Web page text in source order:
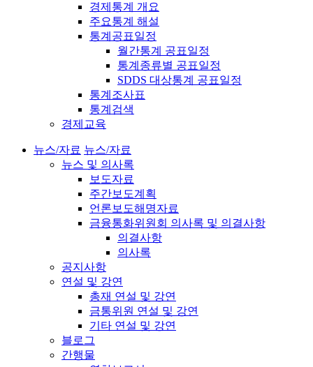
경제통계 개요
주요통계 해설
통계공표일정
월간통계 공표일정
통계종류별 공표일정
SDDS 대상통계 공표일정
통계조사표
통계검색
경제교육
뉴스/자료 뉴스/자료
뉴스 및 의사록
보도자료
주간보도계획
언론보도해명자료
금융통화위원회 의사록 및 의결사항
의결사항
의사록
공지사항
연설 및 강연
총재 연설 및 강연
금통위원 연설 및 강연
기타 연설 및 강연
블로그
간행물